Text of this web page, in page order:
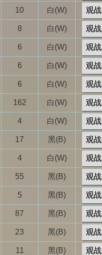
10 白(W) 观战
8 白(W) 观战
6 白(W) 观战
6 白(W) 观战
6 白(W) 观战
162 白(W) 观战
4 白(W) 观战
17 黑(B) 观战
4 白(W) 观战
55 黑(B) 观战
5 黑(B) 观战
87 黑(B) 观战
23 黑(B) 观战
11 黑(B) 观战